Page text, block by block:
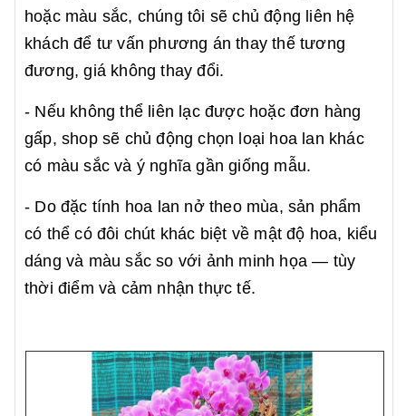
hoặc màu sắc, chúng tôi sẽ chủ động liên hệ
khách để tư vấn phương án thay thế tương
đương, giá không thay đổi.
- Nếu không thể liên lạc được hoặc đơn hàng
gấp, shop sẽ chủ động chọn loại hoa lan khác
có màu sắc và ý nghĩa gần giống mẫu.
- Do đặc tính hoa lan nở theo mùa, sản phẩm
có thể có đôi chút khác biệt về mật độ hoa, kiểu
dáng và màu sắc so với ảnh minh họa — tùy
thời điểm và cảm nhận thực tế.